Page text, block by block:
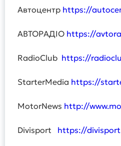
Автоцентр https://
АВТОРАДІО https://
RadioClub https://
StarterMedia https://
MotorNews http://
Divisport https://